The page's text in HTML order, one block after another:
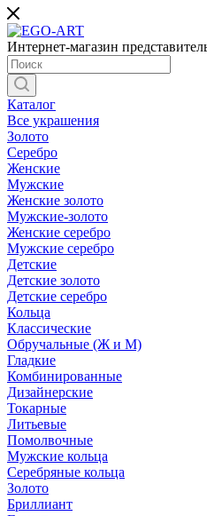
Интернет-магазин
Каталог
Все украшения
Золото
Серебро
Женские
Мужские
Женские золото
Мужские-золото
Женские серебро
Мужские серебро
Детские
Детские золото
Детские серебро
Кольца
Классические
Обручальные (Ж и М)
Гладкие
Комбинированные
Дизайнерские
Токарные
Литьевые
Помолвочные
Мужские кольца
Серебряные кольца
Золото
Бриллиант